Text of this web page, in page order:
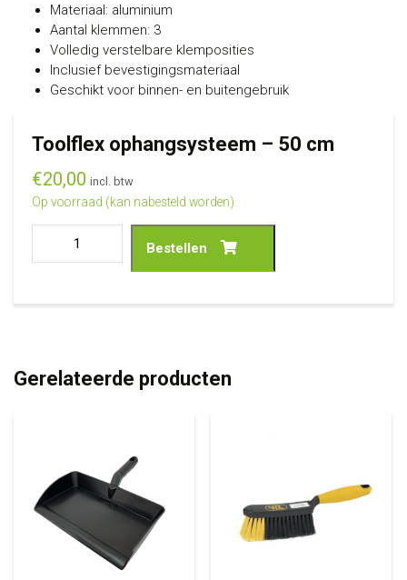
Materiaal: aluminium
Aantal klemmen: 3
Volledig verstelbare klemposities
Inclusief bevestigingsmateriaal
Geschikt voor binnen- en buitengebruik
Toolflex ophangsysteem – 50 cm
€20,00 incl. btw
Op voorraad (kan nabesteld worden)
Bestellen
Gerelateerde producten